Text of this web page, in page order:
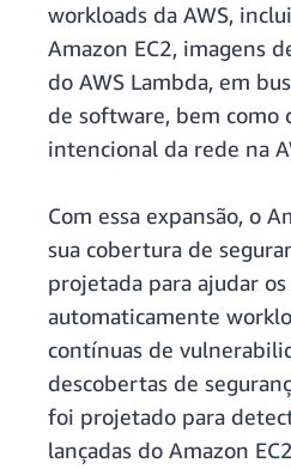
workloads da AWS,
Amazon EC2, imagens
do AWS Lambda, em
de software, bem como
intencional da rede na
Com essa expansão, o
sua cobertura de
projetada para ajudar
automaticamente
contínuas de
descobertas de
foi projetado para
lançadas do Amazon